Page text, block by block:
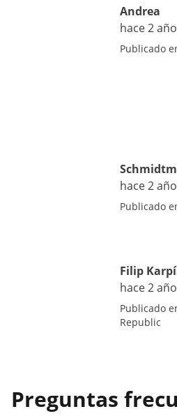
Andrea
hace 2
Publicado
hace 2
Publicado
Filip
hace 2
Publicado
Republic
Preguntas